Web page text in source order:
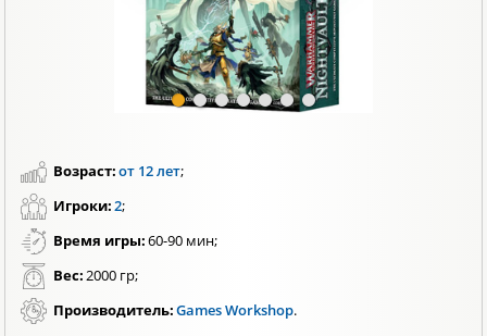
Возраст:от 12 лет;
Игроки:2;
Время игры:60-90 мин;
Вес:2000 гр;
Производитель:Games Workshop.